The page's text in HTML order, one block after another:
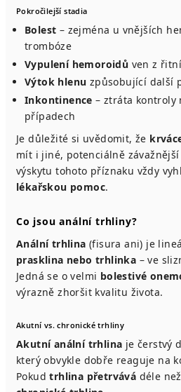
Pokročilejší stadia
Bolest – zejména u vnějších
trombóze
Vypulení hemoroidů ven z
Výtok hlenu způsobující další
Inkontinence – ztráta kontroly
případech
Je důležité si uvědomit, že
mít i jiné, potenciálně
výskytu tohoto příznaku vždy
lékařskou pomoc.
Co jsou anální trhliny?
Anální trhlina (fisura ani) je
prasklina nebo trhlinka – ve
Jedná se o velmi bolestivé
výrazně zhoršit kvalitu života.
Akutní vs. chronické trhliny
Akutní anální trhlina je čerstvý
který obvykle dobře reaguje na
Pokudtrhlina přetrvává déle